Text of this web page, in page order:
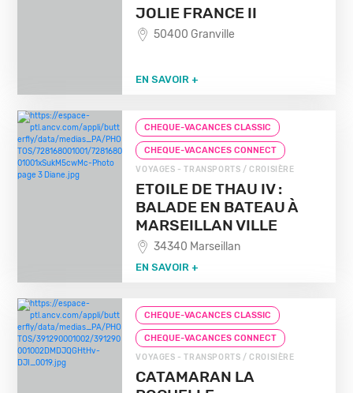
JOLIE FRANCE II
50400 Granville
EN SAVOIR +
CHEQUE-VACANCES CLASSIC
CHEQUE-VACANCES CONNECT
VOYAGES - TRANSPORTS / CROISIÈRE
ETOILE DE THAU IV :
BALADE EN BATEAU À
MARSEILLAN VILLE
34340 Marseillan
EN SAVOIR +
CHEQUE-VACANCES CLASSIC
CHEQUE-VACANCES CONNECT
VOYAGES - TRANSPORTS / CROISIÈRE
CATAMARAN LA